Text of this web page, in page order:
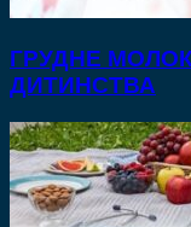
ГРУДНЕ
ДИТИНСТВА